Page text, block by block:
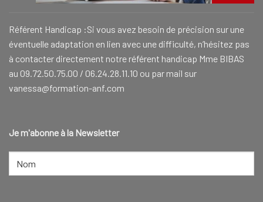
Référent Handicap :Si vous avez besoin de précision sur une
éventuelle adaptation en lien avec une difficulté, n’hésitez pas
à contacter directement notre référent handicap Mme BIBAS
au 09.72.50.75.00 / 06.24.28.11.10 ou par mail sur
vanessa@formation-anf.com
Je m'abonne à la Newsletter
NOM